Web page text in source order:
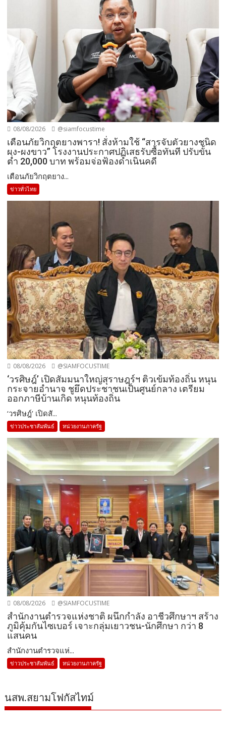
08/08/2026 @siamfocustime
เตือนภัยวิกฤตยางพารา! สั่งห้ามใช้ “สารจับตัวยางชนิด
ผง-ผงขาว” โรงงานประกาศปฏิเสธรับซื้อทันที ปรับขั้น
ต่ำ 20,000 บาท พร้อมจ่อฟ้องดำเนินคดี
เตือนภัยวิกฤตยาง...
ข่าวทั่วไทย
08/08/2026 @SIAMFOCUSTIME
‘วรศิษฎ์’ เปิดสัมมนาใหญ่สุราษฎร์ฯ ติวเข้มท้องถิ่น หนุน
กระจายอำนาจ ชูยึดประชาชนเป็นศูนย์กลาง เตรียม
ออกภาษีบ้านเกิด หนุนท้องถิ่น
‘วรศิษฎ์’ เปิดสั...
ข่าวประชาสัมพันธ์ หน่วยงานภาครัฐ
08/08/2026 @SIAMFOCUSTIME
สำนักงานตำรวจแห่งชาติ ผนึกกำลัง อาชีวศึกษาฯ สร้าง
ภูมิคุ้มกันไซเบอร์ เจาะกลุ่มเยาวชน-นักศึกษา กว่า 8
แสนคน
สำนักงานตำรวจแห่...
ข่าวประชาสัมพันธ์ หน่วยงานภาครัฐ
นสพ.สยามโฟกัสไทม์